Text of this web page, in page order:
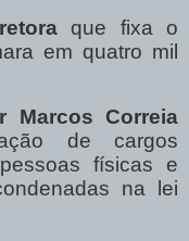
que fixa o
em quatro mil
Marcos Correia
de cargos
físicas e
na lei